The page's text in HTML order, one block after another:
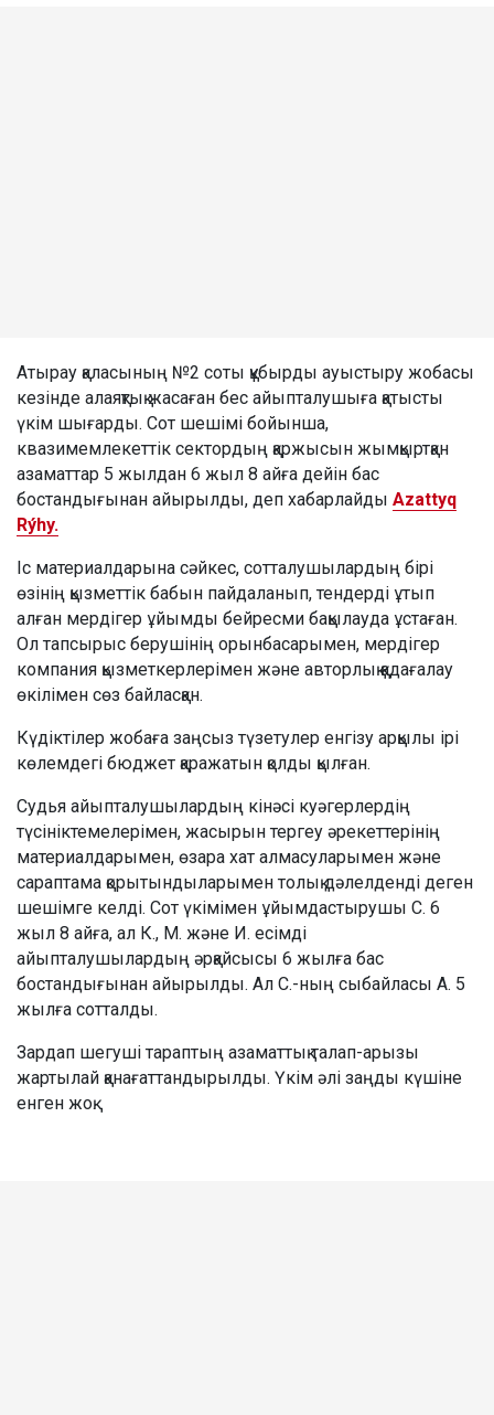
Атырау қаласының №2 соты құбырды ауыстыру жобасы
кезінде алаяқтық жасаған бес айыпталушыға қатысты
үкім шығарды. Сот шешімі бойынша,
квазимемлекеттік сектордың қаржысын жымқыртқан
азаматтар 5 жылдан 6 жыл 8 айға дейін бас
бостандығынан айырылды, деп хабарлайды Azattyq
Rýhy.
Іс материалдарына сәйкес, сотталушылардың бірі
өзінің қызметтік бабын пайдаланып, тендерді ұтып
алған мердігер ұйымды бейресми бақылауда ұстаған.
Ол тапсырыс берушінің орынбасарымен, мердігер
компания қызметкерлерімен және авторлық қадағалау
өкілімен сөз байласқан.
Күдіктілер жобаға заңсыз түзетулер енгізу арқылы ірі
көлемдегі бюджет қаражатын қолды қылған.
Судья айыпталушылардың кінәсі куәгерлердің
түсініктемелерімен, жасырын тергеу әрекеттерінің
материалдарымен, өзара хат алмасуларымен және
сараптама қорытындыларымен толық дәлелденді деген
шешімге келді. Сот үкімімен ұйымдастырушы С. 6
жыл 8 айға, ал К., М. және И. есімді
айыпталушылардың әрқайсысы 6 жылға бас
бостандығынан айырылды. Ал С.-ның сыбайласы А. 5
жылға сотталды.
Зардап шегуші тараптың азаматтық талап-арызы
жартылай қанағаттандырылды. Үкім әлі заңды күшіне
енген жоқ.